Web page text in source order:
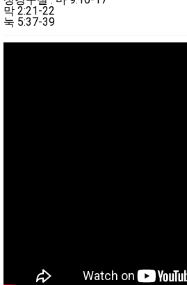
막 2:21-22
눅 5:37-39